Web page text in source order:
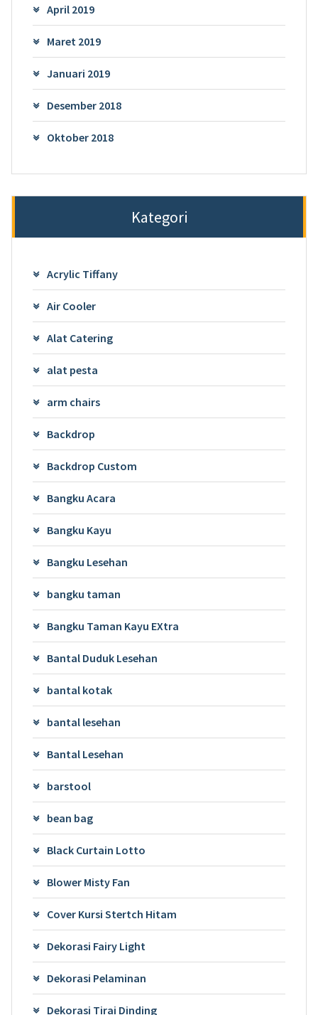
April 2019
Maret 2019
Januari 2019
Desember 2018
Oktober 2018
Kategori
Acrylic Tiffany
Air Cooler
Alat Catering
alat pesta
arm chairs
Backdrop
Backdrop Custom
Bangku Acara
Bangku Kayu
Bangku Lesehan
bangku taman
Bangku Taman Kayu EXtra
Bantal Duduk Lesehan
bantal kotak
bantal lesehan
Bantal Lesehan
barstool
bean bag
Black Curtain Lotto
Blower Misty Fan
Cover Kursi Stertch Hitam
Dekorasi Fairy Light
Dekorasi Pelaminan
Dekorasi Tirai Dinding